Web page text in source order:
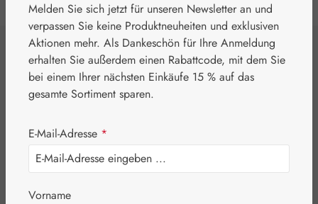
⌂ Gall Pharma Aminosäuren
L-Asparaginsäure
GPH Pulver
Melden Sie sich jetzt für unseren Newsletter an und
verpassen Sie keine Produktneuheiten und exklusiven
Aktionen mehr. Als Dankeschön für Ihre Anmeldung
erhalten Sie außerdem einen Rabattcode, mit dem Sie
bei einem Ihrer nächsten Einkäufe 15 % auf das
gesamte Sortiment sparen.
E-Mail-Adresse *
Vorname